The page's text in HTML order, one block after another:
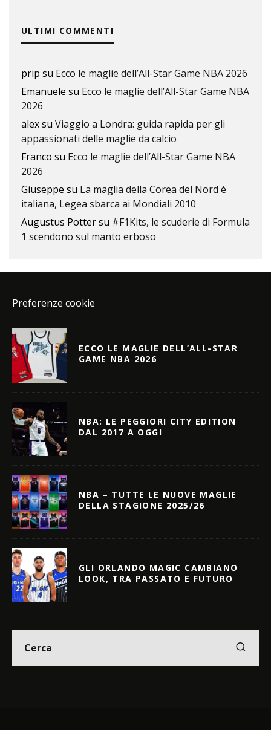
ULTIMI COMMENTI
prip su Ecco le maglie dell’All-Star Game NBA 2026
Emanuele su Ecco le maglie dell’All-Star Game NBA
2026
alexsu Viaggio a Londra: guida rapida per gli
appassionati delle maglie da calcio
Franco su Ecco le maglie dell’All-Star Game NBA
2026
Giuseppe su La maglia della Corea del Nord è
italiana, Legea sbarca ai Mondiali 2010
Augustus Pottersu #F1Kits, le scuderie di Formula
1 scendono sul manto erboso
Preferenze cookie
ECCO LE MAGLIE DELL’ALL-STAR
GAME NBA 2026
NBA: LE PEGGIORI CITY EDITION
DAL 2017 A OGGI
NBA – TUTTE LE NUOVE MAGLIE
DELLA STAGIONE 2025/26
GLI ORLANDO MAGIC CAMBIANO
LOOK, TRA PASSATO E FUTURO